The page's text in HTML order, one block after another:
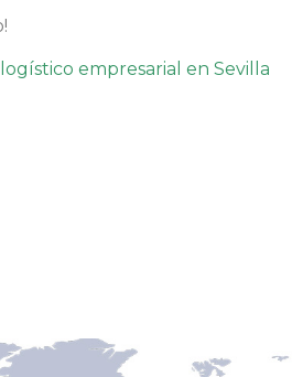
empresarial en Sevilla